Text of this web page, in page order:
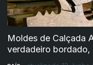
Moldes de Calçada
verdadeiro bordado,